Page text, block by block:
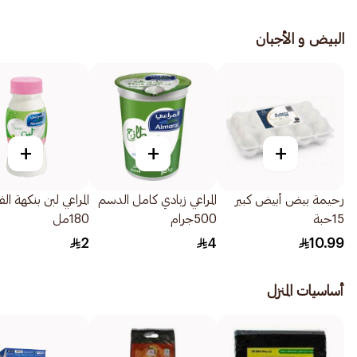
البيض و الأجبان
+
رحيمة بيض أبيض كبير
15حبة
10.99
+
المراعي زبادي كامل الدسم
500جرام
4
+
المراعي لبن بنكهة
180مل
2
أساسيات المنزل